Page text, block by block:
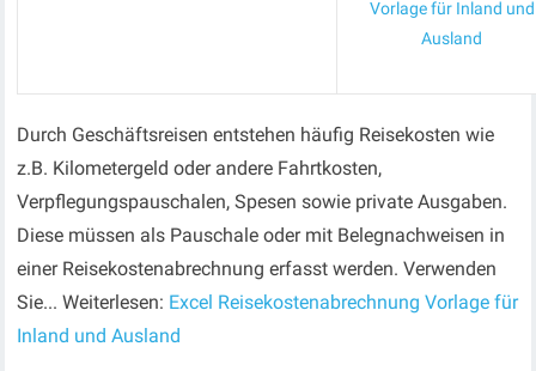
Vorlage für Inland und
Ausland
Durch Geschäftsreisen entstehen häufig Reisekosten wie
z.B. Kilometergeld oder andere Fahrtkosten,
Verpflegungspauschalen, Spesen sowie private Ausgaben.
Diese müssen als Pauschale oder mit Belegnachweisen in
einer Reisekostenabrechnung erfasst werden. Verwenden
Sie... Weiterlesen: Excel Reisekostenabrechnung Vorlage für
Inland und Ausland